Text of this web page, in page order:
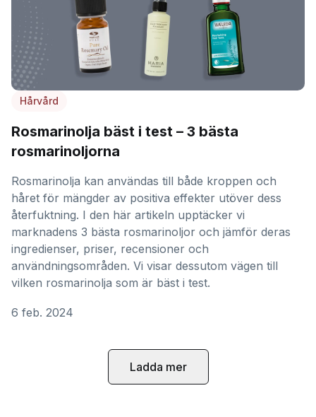
Hårvård
Rosmarinolja bäst i test – 3 bästa
rosmarinoljorna
Rosmarinolja kan användas till både kroppen och
håret för mängder av positiva effekter utöver dess
återfuktning. I den här artikeln upptäcker vi
marknadens 3 bästa rosmarinoljor och jämför deras
ingredienser, priser, recensioner och
användningsområden. Vi visar dessutom vägen till
vilken rosmarinolja som är bäst i test.
6 feb. 2024
Ladda mer